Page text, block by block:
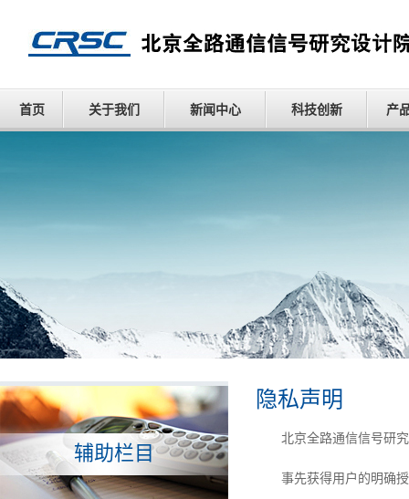
首页 关于我们 新闻中心 科技创新 产
辅助栏目
隐私声明
北京全路通信信号研
事先获得用户的明确